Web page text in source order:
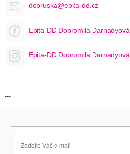
dobruska@epita-dd.cz
Epita-DD Dobromila Darnadyová
Epita-DD Dobromila Darnadyová
---